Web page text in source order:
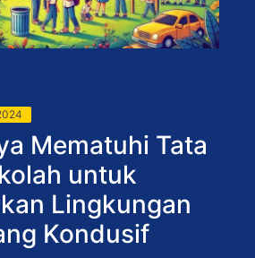
Mematuhi Tata
untuk
Lingkungan
Kondusif